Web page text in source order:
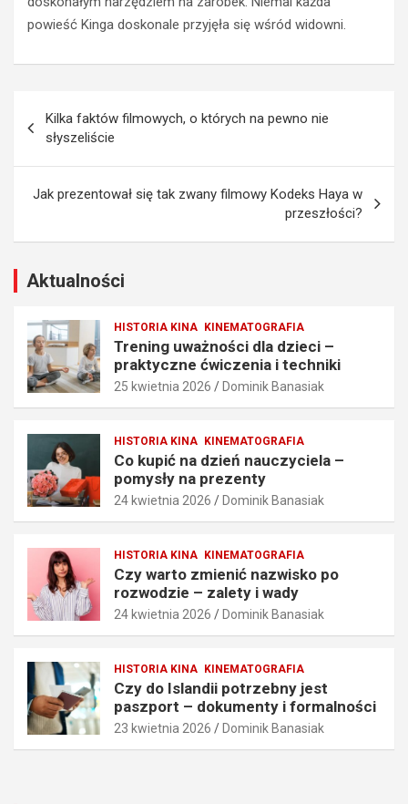
powieść Kinga doskonale przyjęła się wśród widowni.
wpisu
Kilka faktów filmowych, o których na pewno nie
słyszeliście
Jak prezentował się tak zwany filmowy Kodeks Haya w
przeszłości?
Aktualności
HISTORIA KINA KINEMATOGRAFIA
Trening uważności dla dzieci –
praktyczne ćwiczenia i techniki
25 kwietnia 2026 Dominik Banasiak
HISTORIA KINA KINEMATOGRAFIA
Co kupić na dzień nauczyciela –
pomysły na prezenty
24 kwietnia 2026 Dominik Banasiak
HISTORIA KINA KINEMATOGRAFIA
Czy warto zmienić nazwisko po
rozwodzie – zalety i wady
24 kwietnia 2026 Dominik Banasiak
HISTORIA KINA KINEMATOGRAFIA
Czy do Islandii potrzebny jest
paszport – dokumenty i formalności
23 kwietnia 2026 Dominik Banasiak
d
z
e
–
r
y
z
e
ć
w
c
z
e
a
t
e
n
25
kwietnia
2026
Dominik
Banasiak
a
d
i
n
u
c
e
a
–
p
o
m
y
s
y
n
a
p
e
n
y
24
kwietnia
2026
Dominik
Banasiak